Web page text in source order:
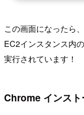
この画面になったら
EC2インスタンス内
実行されています！
Chrome インスト